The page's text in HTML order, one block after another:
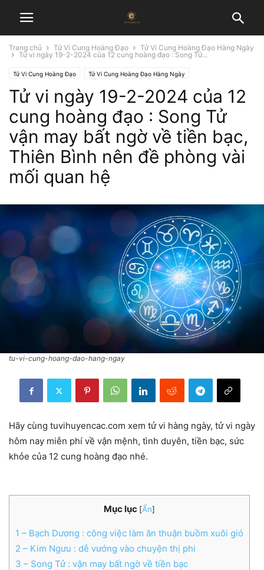
Trang chủ Tử Vi Cung Hoàng Đạo
Tử Vi Cung Hoàng Đạo Hàng Ngày
Tử vi ngày 19-2-2024 của 12 cung hoàng đạo : Song Tử...
Tử Vi Cung Hoàng Đạo Tử Vi Cung Hoàng Đạo Hàng Ngày
Tử vi ngày 19-2-2024 của 12
cung hoàng đạo : Song Tử
vận may bất ngờ về tiền bạc,
Thiên Bình nên đề phòng vài
mối quan hệ
tu-vi-cung-hoang-dao-hang-ngay
Hãy cùng tuvihuyencac.com xem tử vi hàng ngày, tử vi ngày
hôm nay miễn phí về vận mệnh, tình duyên, tiền bạc, sức
khỏe của 12 cung hoàng đạo nhé.
Mục lục [Ẩn]
1 – Bạch Dương : công việc làm ăn thuận buồm xuôi gió
2 – Kim Ngưu : dễ vướng vào chuyện thị phi
3 – Song Tử : vận may bất ngờ về tiền bạc